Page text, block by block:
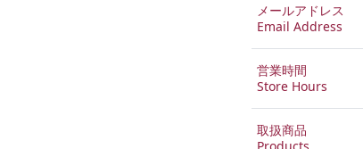
メールアドレス
Email Address
営業時間
Store Hours
取扱商品